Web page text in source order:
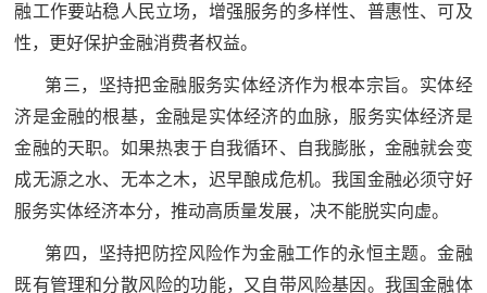
防
空
人
民
防
空
国
防
智
融工作要站稳人民立场，增强服务的多样性、普惠性、可及
性，更好保护金融消费者权益。
第三，坚持把金融服务实体经济作为根本宗旨。实体经
济是金融的根基，金融是实体经济的血脉，服务实体经济是
金融的天职。如果热衷于自我循环、自我膨胀，金融就会变
成无源之水、无本之木，迟早酿成危机。我国金融必须守好
服务实体经济本分，推动高质量发展，决不能脱实向虚。
第四，坚持把防控风险作为金融工作的永恒主题。金融
既有管理和分散风险的功能，又自带风险基因。我国金融体